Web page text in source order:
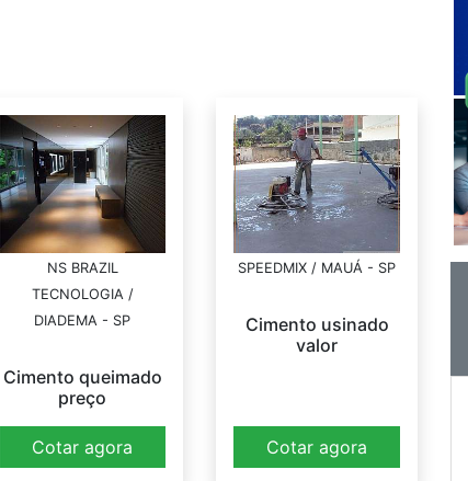
NS BRAZIL
TECNOLOGIA /
DIADEMA - SP
Cimento queimado
preço
Cotar agora
SPEEDMIX / MAUÁ - SP
Cimento usinado
valor
Cotar agora